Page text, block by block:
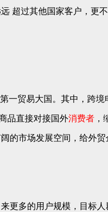
超过其他国家客户，更
一贸易大国。其中，跨
品直接对接国外消费者
的市场发展空间，给外贸
更多的用户规模，目标